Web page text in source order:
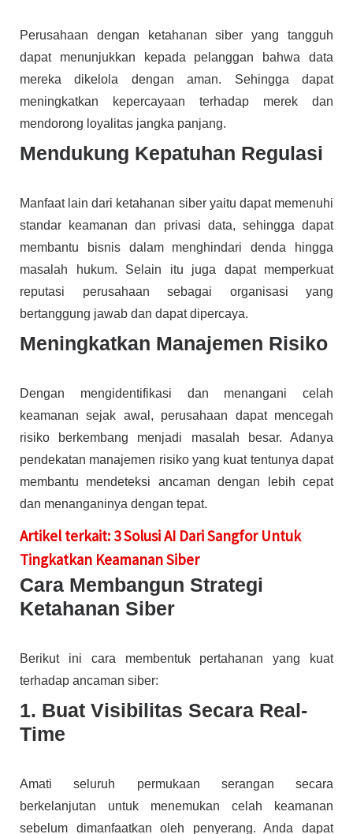
Perusahaan dengan ketahanan siber yang tangguh
dapat menunjukkan kepada pelanggan bahwa data
mereka dikelola dengan aman. Sehingga dapat
meningkatkan kepercayaan terhadap merek dan
mendorong loyalitas jangka panjang.
Mendukung Kepatuhan Regulasi
Manfaat lain dari ketahanan siber yaitu dapat memenuhi
standar keamanan dan privasi data, sehingga dapat
membantu bisnis dalam menghindari denda hingga
masalah hukum. Selain itu juga dapat memperkuat
reputasi perusahaan sebagai organisasi yang
bertanggung jawab dan dapat dipercaya.
Meningkatkan Manajemen Risiko
Dengan mengidentifikasi dan menangani celah
keamanan sejak awal, perusahaan dapat mencegah
risiko berkembang menjadi masalah besar. Adanya
pendekatan manajemen risiko yang kuat tentunya dapat
membantu mendeteksi ancaman dengan lebih cepat
dan menanganinya dengan tepat.
Artikel terkait: 3 Solusi AI Dari Sangfor Untuk
Tingkatkan Keamanan Siber
Cara Membangun Strategi
Ketahanan Siber
Berikut ini cara membentuk pertahanan yang kuat
terhadap ancaman siber:
1. Buat Visibilitas Secara Real-
Time
Amati seluruh permukaan serangan secara
berkelanjutan untuk menemukan celah keamanan
sebelum dimanfaatkan oleh penyerang. Anda dapat